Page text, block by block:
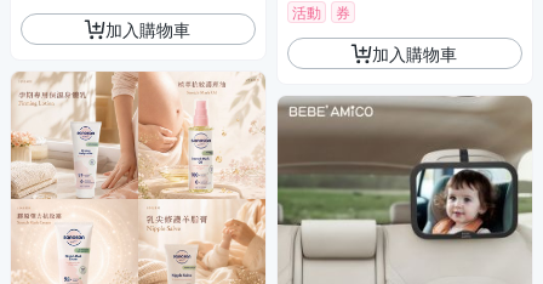
加入購物車
活動 券
加入購物車